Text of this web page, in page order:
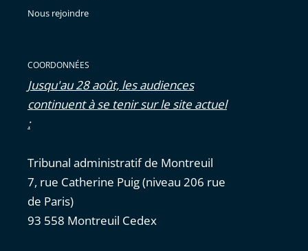
Nous rejoindre
COORDONNÉES
Jusqu'au 28 août, les audiences
continuent à se tenir sur le site actuel
:
Tribunal administratif de Montreuil
7, rue Catherine Puig (niveau 206 rue
de Paris)
93 558 Montreuil Cedex